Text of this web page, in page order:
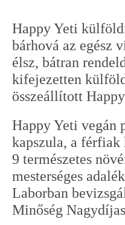
Happy Yeti
bárhová az egész
élsz, bátran
kifejezetten
összeállított
Happy Yeti vegán
kapszula, a
9 természetes
mesterséges
Laborban
Minőség